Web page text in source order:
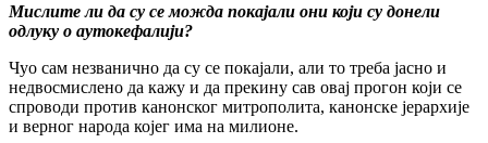
Мислите ли да су се можда покајали они који су донели
одлуку о аутокефалији?
Чуо сам незванично да су се покајали, али то треба јасно и
недвосмислено да кажу и да прекину сав овај прогон који се
спроводи против канонског митрополита, канонске јерархије
и верног народа којег има на милионе.